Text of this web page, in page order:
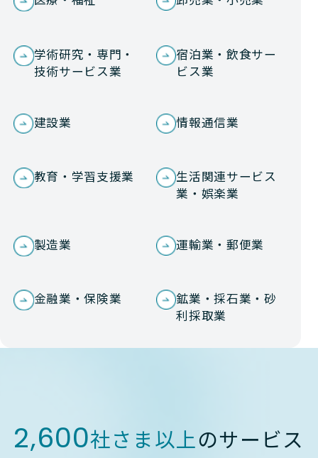
学術研究・専門・
技術サービス業
宿泊業・飲食サー
ビス業
建設業 情報通信業
教育・学習支援業
生活関連サービス
業・娯楽業
製造業 運輸業・郵便業
金融業・保険業
鉱業・採石業・砂
利採取業
2,600社さま以上のサービス